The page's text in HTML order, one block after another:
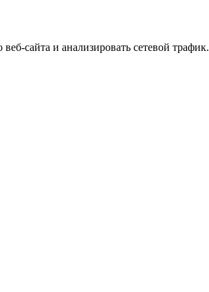
сайта и анализировать сетевой трафик.